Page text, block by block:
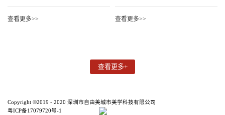
查看更多>> 查看更多>>
Copyright ©2019 - 2020 深圳市自由美城市美学科技有限公司
粤ICP备17079720号-1